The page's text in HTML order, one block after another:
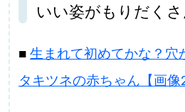
いい姿がもりだくさ
■ 生まれて初めてかな？穴
タキツネの赤ちゃん【画像